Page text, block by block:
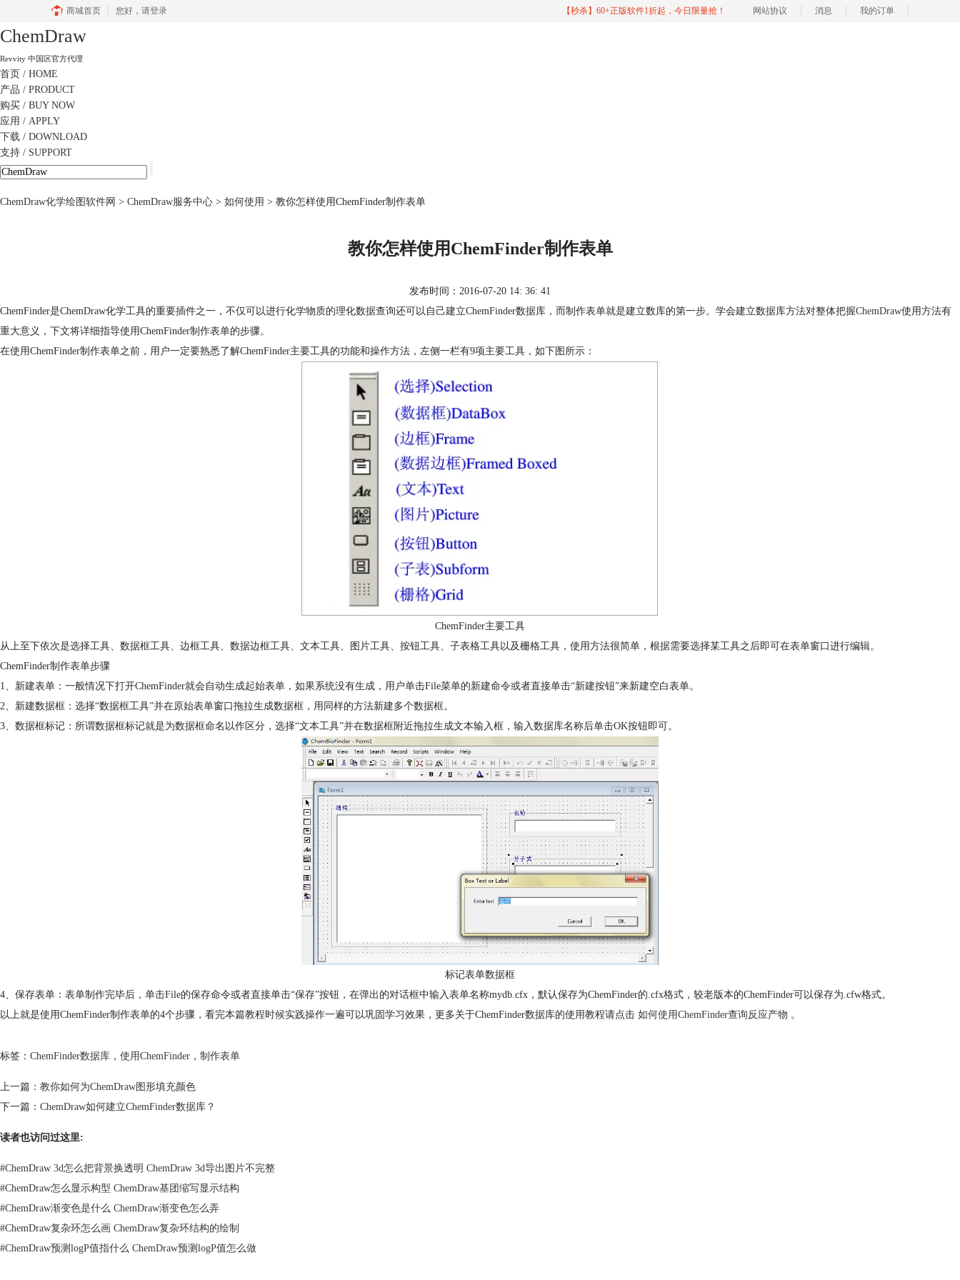
商城首页 您好， 请登录 【秒杀】60+正版软件1折起，今日限量抢！ 网站协议 消息 我的订单
ChemDraw
Revvity 中国区官方代理
首页 / HOME
产品 / PRODUCT
购买 / BUY NOW
应用 / APPLY
下载 / DOWNLOAD
支持 / SUPPORT
ChemDraw化学绘图软件网 > ChemDraw服务中心 > 如何使用 > 教你怎样使用ChemFinder制作表单
教你怎样使用ChemFinder制作表单
发布时间：2016-07-20 14: 36: 41
ChemFinder是ChemDraw化学工具的重要插件之一，不仅可以进行化学物质的理化数据查询还可以自己建立ChemFinder数据库，而制作表单就是建立数库的第一步。学会建立数据库方法对整体把握ChemDraw使用方法有
重大意义，下文将详细指导使用ChemFinder制作表单的步骤。
在使用ChemFinder制作表单之前，用户一定要熟悉了解ChemFinder主要工具的功能和操作方法，左侧一栏有9项主要工具，如下图所示：
ChemFinder主要工具
从上至下依次是选择工具、数据框工具、边框工具、数据边框工具、文本工具、图片工具、按钮工具、子表格工具以及栅格工具，使用方法很简单，根据需要选择某工具之后即可在表单窗口进行编辑。
ChemFinder制作表单步骤
1、新建表单：一般情况下打开ChemFinder就会自动生成起始表单，如果系统没有生成，用户单击File菜单的新建命令或者直接单击“新建按钮”来新建空白表单。
2、新建数据框：选择“数据框工具”并在原始表单窗口拖拉生成数据框，用同样的方法新建多个数据框。
3、数据框标记：所谓数据框标记就是为数据框命名以作区分，选择“文本工具”并在数据框附近拖拉生成文本输入框，输入数据库名称后单击OK按钮即可。
标记表单数据框
4、保存表单：表单制作完毕后，单击File的保存命令或者直接单击“保存”按钮，在弹出的对话框中输入表单名称mydb.cfx，默认保存为ChemFinder的.cfx格式，较老版本的ChemFinder可以保存为.cfw格式。
以上就是使用ChemFinder制作表单的4个步骤，看完本篇教程时候实践操作一遍可以巩固学习效果，更多关于ChemFinder数据库的使用教程请点击 如何使用ChemFinder查询反应产物 。
标签： ChemFinder数据库 ， 使用ChemFinder ， 制作表单
上一篇： 教你如何为ChemDraw图形填充颜色
下一篇： ChemDraw如何建立ChemFinder数据库？
读者也访问过这里:
#ChemDraw 3d怎么把背景换透明 ChemDraw 3d导出图片不完整
#ChemDraw怎么显示构型 ChemDraw基团缩写显示结构
#ChemDraw渐变色是什么 ChemDraw渐变色怎么弄
#ChemDraw复杂环怎么画 ChemDraw复杂环结构的绘制
#ChemDraw预测logP值指什么 ChemDraw预测logP值怎么做